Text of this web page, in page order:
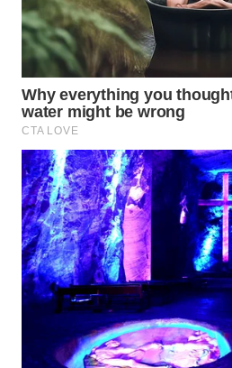
WAHANA
NEWS
WAHANA
TANI
ADVOKAT
WAHANA
INFRASTRUKTUR
WAHANA
KONSUMEN
WAHANA
LISTRIK